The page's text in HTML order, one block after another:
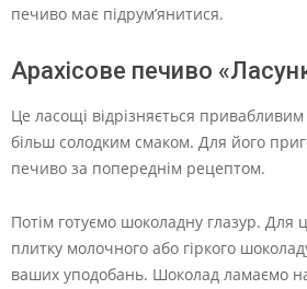
печиво має підрум’янитися.
Арахісове печиво
Це ласощі відрізняється
більш солодким смаком. Для його
печиво за попереднім рецептом.
Потім готуємо шоколадну глазур. Для
плитку молочного або гіркого
ваших уподобань. Шоколад ламаємо